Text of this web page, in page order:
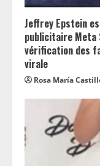
Jeffrey Epstein
publicitaire Meta
vérification des
virale
Rosa María